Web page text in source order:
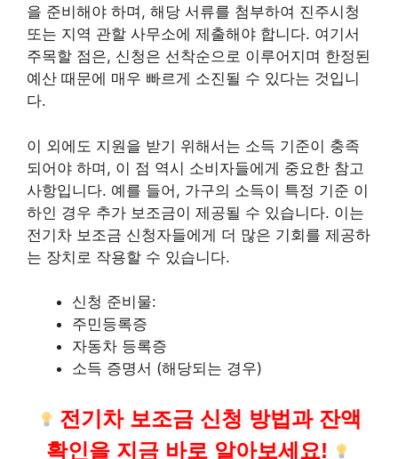
을 준비해야 하며, 해당 서류를 첨부하여 진주시청
또는 지역 관할 사무소에 제출해야 합니다. 여기서
주목할 점은, 신청은 선착순으로 이루어지며 한정된
예산 때문에 매우 빠르게 소진될 수 있다는 것입니
다.
이 외에도 지원을 받기 위해서는 소득 기준이 충족
되어야 하며, 이 점 역시 소비자들에게 중요한 참고
사항입니다. 예를 들어, 가구의 소득이 특정 기준 이
하인 경우 추가 보조금이 제공될 수 있습니다. 이는
전기차 보조금 신청자들에게 더 많은 기회를 제공하
는 장치로 작용할 수 있습니다.
신청 준비물:
주민등록증
자동차 등록증
소득 증명서 (해당되는 경우)
전기차 보조금 신청 방법과 잔액
확인을 지금 바로 알아보세요!